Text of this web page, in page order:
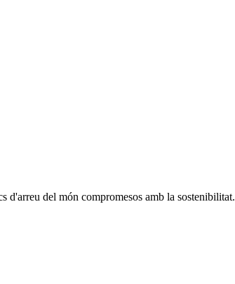
d'arreu del món compromesos amb la sostenibilitat.